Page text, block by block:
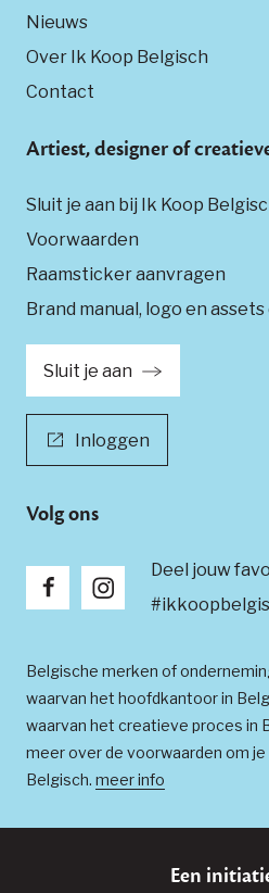
Nieuws
Over Ik Koop Belgisch
Contact
Artiest, designer of
Sluit je aan bij Ik Koop
Voorwaarden
Raamsticker aanvragen
Brand manual, logo en
Sluit je aan
Inloggen
Volg ons
Deel jouw
Belgische merken of
waarvan het hoofdkantoor in
waarvan het creatieve proces in
meer over de voorwaarden om je
Belgisch. meer info
Een